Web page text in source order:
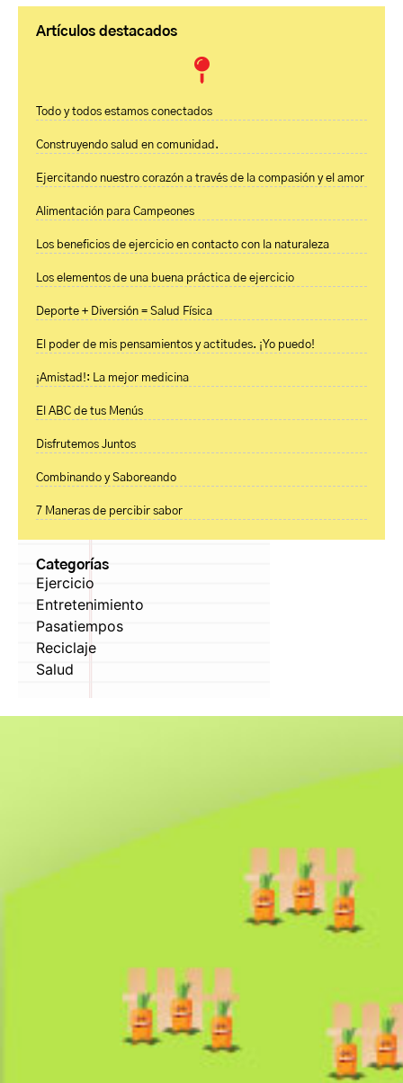
Artículos destacados
Todo y todos estamos conectados
Construyendo salud en comunidad.
Ejercitando nuestro corazón a través de la compasión y el amor
Alimentación para Campeones
Los beneficios de ejercicio en contacto con la naturaleza
Los elementos de una buena práctica de ejercicio
Deporte + Diversión = Salud Física
El poder de mis pensamientos y actitudes. ¡Yo puedo!
¡Amistad!: La mejor medicina
El ABC de tus Menús
Disfrutemos Juntos
Combinando y Saboreando
7 Maneras de percibir sabor
Categorías
Ejercicio
Entretenimiento
Pasatiempos
Reciclaje
Salud